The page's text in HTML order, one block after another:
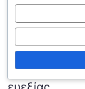
Μέσω αυτών των
FC στοχεύει να
παικτών και να
αθλητισμό στην
Οργανώσεις